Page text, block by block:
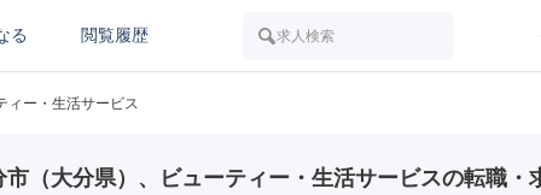
る 閲覧履歴 求人検索
ィー・生活サービス
市（大分県）、ビューティー・生活サービスの転職・